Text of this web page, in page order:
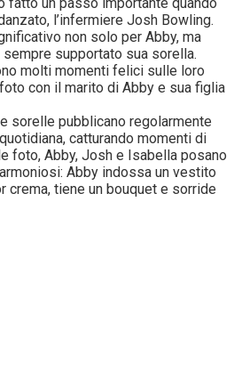
l’infermiere Josh Bowling.
non solo per Abby, ma
sempre supportato sua sorella.
molti momenti felici sulle loro
con il marito di Abby e sua figlia
sorelle pubblicano regolarmente
catturando momenti di
foto, Abby, Josh e Isabella posano
Abby indossa un vestito
crema, tiene un bouquet e sorride